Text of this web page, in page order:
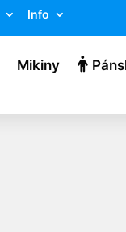
Info
Mikiny